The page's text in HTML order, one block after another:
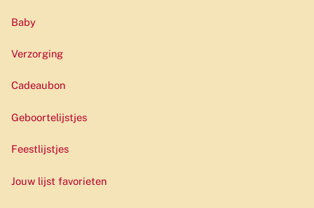
Baby
Verzorging
Cadeaubon
Geboortelijstjes
Feestlijstjes
Jouw lijst favorieten